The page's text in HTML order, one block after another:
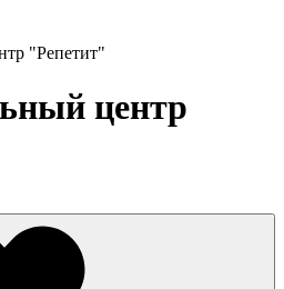
"Репетит"
центр